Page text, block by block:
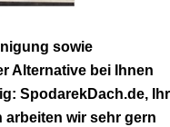
sowie
Alternative bei Ihnen
SpodarekDach.de, Ihr
arbeiten wir sehr gern